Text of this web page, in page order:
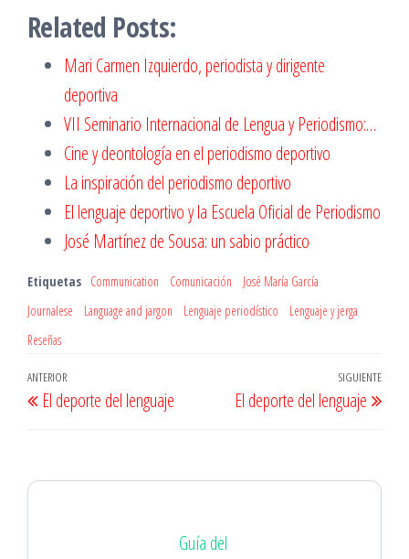
Related Posts:
Mari Carmen Izquierdo, periodista y dirigente
deportiva
VII Seminario Internacional de Lengua y Periodismo:…
Cine y deontología en el periodismo deportivo
La inspiración del periodismo deportivo
El lenguaje deportivo y la Escuela Oficial de Periodismo
José Martínez de Sousa: un sabio práctico
Etiquetas Communication Comunicación
José María García
Journalese
Language and jargon Lenguaje periodístico
Lenguaje y jerga
Reseñas
Navegación
de
Entrada
anterior
ANTERIOR
El deporte del lenguaje
SIGUIENTE
El deporte del lenguaje
Guía del